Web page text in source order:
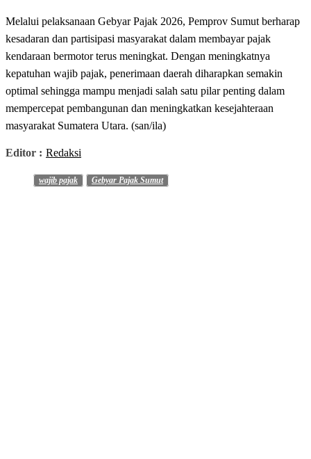
Melalui pelaksanaan Gebyar Pajak 2026, Pemprov Sumut berharap
kesadaran dan partisipasi masyarakat dalam membayar pajak
kendaraan bermotor terus meningkat. Dengan meningkatnya
kepatuhan wajib pajak, penerimaan daerah diharapkan semakin
optimal sehingga mampu menjadi salah satu pilar penting dalam
mempercepat pembangunan dan meningkatkan kesejahteraan
masyarakat Sumatera Utara. (san/ila)
Editor : Redaksi
wajib pajak Gebyar Pajak Sumut